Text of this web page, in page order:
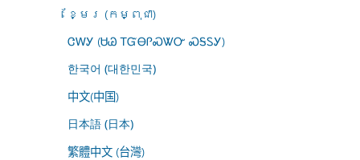
ខ្មែរ (កម្ពុជា)
ᏣᎳᎩ (ᏌᏊ ᎢᏳᎾᎵᏍᏔᏅ ᏍᎦᏚᎩ)
한국어 (대한민국)
中文(中国)
日本語 (日本)
繁體中文 (台灣)